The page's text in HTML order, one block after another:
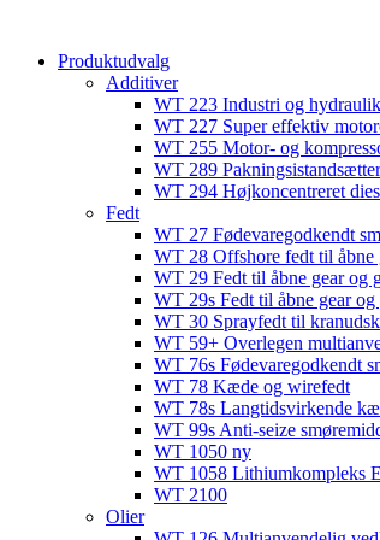
Produktudvalg
Additiver
WT 223 Industri og
WT 227 Super effektiv
WT 255 Motor- og
WT 289 Pakningsistandsætter
WT 294 Højkoncentreret
Fedt
WT 27 Fødevaregodkendt
WT 28 Offshore fedt til åbne
WT 29 Fedt til åbne gear og
WT 29s Fedt til åbne gear
WT 30 Sprayfedt til
WT 59+ Overlegen
WT 76s Fødevaregodkendt
WT 78 Kæde og wirefedt​
WT 78s Langtidsvirkende
WT 99s Anti-seize
WT 1050 ny
WT 1058 Lithiumkompleks
WT 2100
Olier